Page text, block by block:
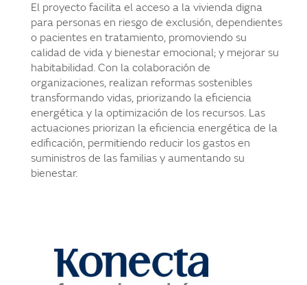
El proyecto facilita el acceso a la vivienda digna
para personas en riesgo de exclusión, dependientes
o pacientes en tratamiento, promoviendo su
calidad de vida y bienestar emocional; y mejorar su
habitabilidad. Con la colaboración de
organizaciones, realizan reformas sostenibles
transformando vidas, priorizando la eficiencia
energética y la optimización de los recursos. Las
actuaciones priorizan la eficiencia energética de la
edificación, permitiendo reducir los gastos en
suministros de las familias y aumentando su
bienestar.